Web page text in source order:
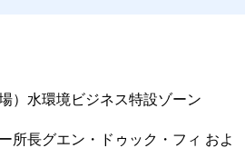
）水環境ビジネス特設ゾーン
所長グエン・ドゥック・フィ およ